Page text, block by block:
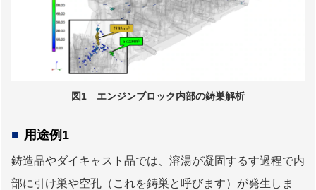
図1 エンジンブロック内部の鋳巣解析
用途例1
鋳造品やダイキャスト品では、溶湯が凝固するす過程で内
部に引け巣や空孔（これを鋳巣と呼びます）が発生しま